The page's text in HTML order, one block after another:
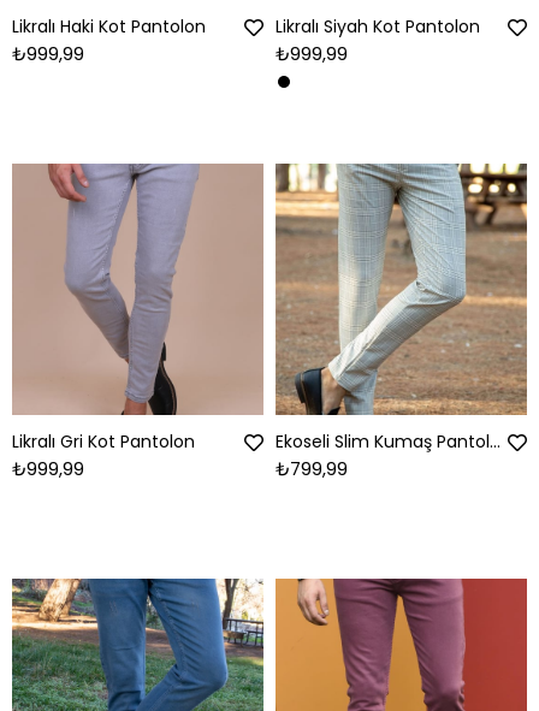
Likralı Haki Kot Pantolon
₺999,99
Likralı Siyah Kot Pantolon
₺999,99
Likralı Gri Kot Pantolon
₺999,99
Ekoseli Slim Kumaş Pantolon
₺799,99